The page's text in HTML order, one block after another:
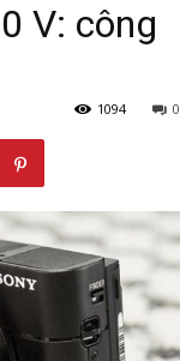
V: công
0
1094